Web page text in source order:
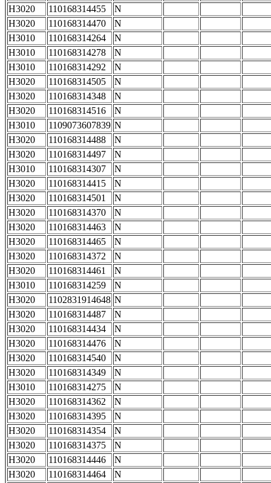
H3020
110168314455
N
H3020
110168314470
N
H3010
110168314264
N
H3010
110168314278
N
H3010
110168314292
N
H3020
110168314505
N
H3020
110168314348
N
H3020
110168314516
N
H3010
1109073607839 N
H3020
110168314488
N
H3020
110168314497
N
H3010
110168314307
N
H3020
110168314415
N
H3020
110168314501
N
H3020
110168314370
N
H3020
110168314463
N
H3020
110168314465
N
H3020
110168314372
N
H3020
110168314461
N
H3010
110168314259
N
H3020
1102831914648 N
H3020
110168314487
N
H3020
110168314434
N
H3020
110168314476
N
H3020
110168314540
N
H3020
110168314349
N
H3010
110168314275
N
H3020
110168314362
N
H3020
110168314395
N
H3020
110168314354
N
H3020
110168314375
N
H3020
110168314446
N
H3020
110168314464
N